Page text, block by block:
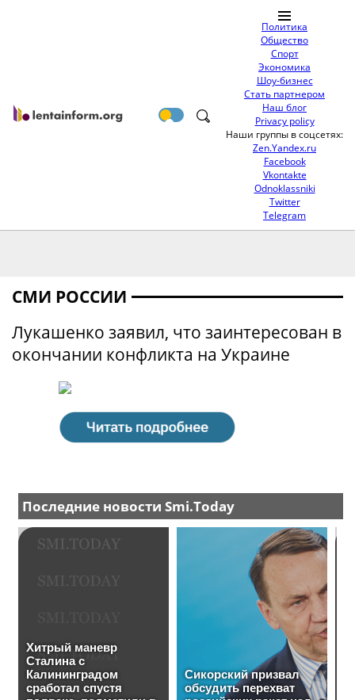
Политика
Общество
Спорт
Экономика
Шоу-бизнес
Стать партнером
Наш блог
Privacy policy
Наши группы в соцсетях:
Zen.Yandex.ru
Facebook
Vkontakte
Odnoklassniki
Twitter
Telegram
СМИ РОССИИ
Лукашенко заявил, что заинтересован в
окончании конфликта на Украине